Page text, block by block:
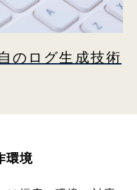
のログ生成技術
環境